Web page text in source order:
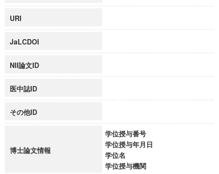
URI
JaLCDOI
NII論文ID
医中誌ID
その他ID
博士論文情報
学位授与番号
学位授与年月日
学位名
学位授与機関